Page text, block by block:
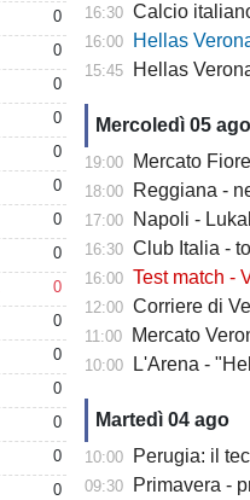
0
0
0
0
0
0
0
0
0
0
0
0
0
0
0
16:30 Calcio
16:00 Hellas Verona,
15:45 Hellas
Mercoledì 05 ago
19:00 Mercato
18:00 Reggiana -
17:00 Napoli -
16:30 Club Italia - torna
16:00 Test match -
12:00 Corriere di
11:00 Mercato
10:00 L'Arena -
Martedì 04 ago
10:00 Perugia: il
09:30 Primavera -